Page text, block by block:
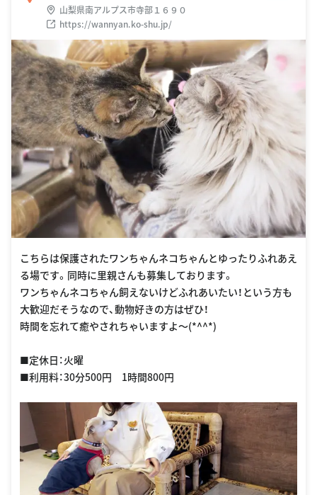
山梨県南アルプス市寺部１６９０
https://wannyan.ko-shu.jp/
こちらは保護されたワンちゃんネコちゃんとゆったりふれあえ
る場です。同時に里親さんも募集しております。
ワンちゃんネコちゃん飼えないけどふれあいたい！という方も
大歓迎だそうなので、動物好きの方はぜひ！
時間を忘れて癒やされちゃいますよ〜(*^^*)
■定休日：火曜
■利用料：30分500円 1時間800円